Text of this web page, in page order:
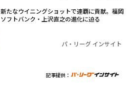
新たなウイニングショットで連覇に貢献。福岡
ソフトバンク・上沢直之の進化に迫る
パ・リーグ インサイト
記事提供：